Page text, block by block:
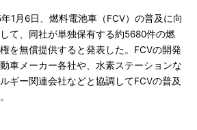
1月6日、燃料電池車（FCV）の普及に向
て、同社が単独保有する約5680件の燃
を無償提供すると発表した。FCVの開発
車メーカー各社や、水素ステーションな
ギー関連会社などと協調してFCVの普及